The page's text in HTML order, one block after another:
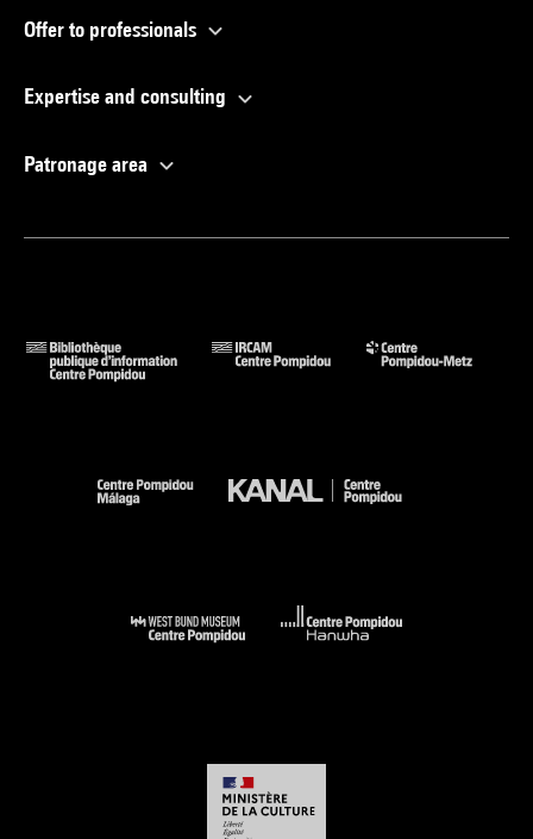
Offer to professionals
Expertise and consulting
Patronage area